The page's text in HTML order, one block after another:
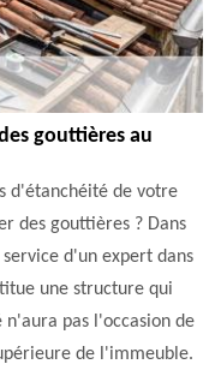
gouttières au
d'étanchéité de votre
des gouttières ? Dans
d'un expert dans
une structure qui
pas l'occasion de
de l'immeuble.